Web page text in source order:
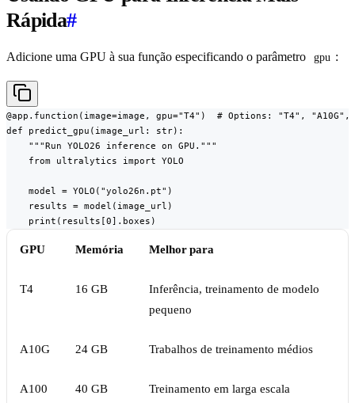
Rápida#
Adicione uma GPU à sua função especificando o parâmetro gpu :
@app.function(image=image, gpu="T4")  # Options: "T4", "A10G",
def predict_gpu(image_url: str):
    """Run YOLO26 inference on GPU."""
    from ultralytics import YOLO
    model = YOLO("yolo26n.pt")
    results = model(image_url)
    print(results[0].boxes)
GPU Memória Melhor para
T4 16 GB
Inferência, treinamento de modelo
pequeno
A10G 24 GB Trabalhos de treinamento médios
A100 40 GB Treinamento em larga escala